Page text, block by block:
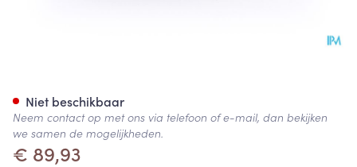
€ 89,93
Niet beschikbaar
Neem contact op met ons via telefoon of e-mail, dan bekijken
we samen de mogelijkheden.